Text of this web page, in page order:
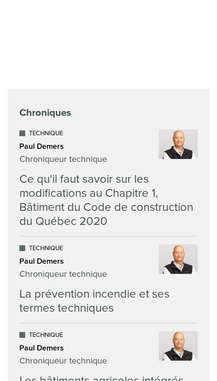
Chroniques
TECHNIQUE
Paul Demers
Chroniqueur technique
Ce qu'il faut savoir sur les
modifications au Chapitre 1,
Bâtiment du Code de construction
du Québec 2020
TECHNIQUE
Paul Demers
Chroniqueur technique
La prévention incendie et ses
termes techniques
TECHNIQUE
Paul Demers
Chroniqueur technique